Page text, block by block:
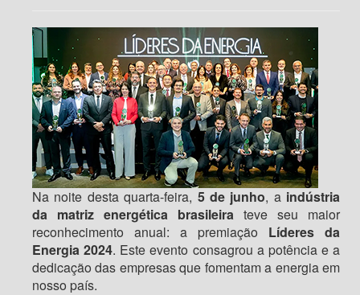
Na noite desta quarta-feira, 5 de junho, a indústria
da matriz energética brasileira teve seu maior
reconhecimento anual: a premiação Líderes da
Energia 2024. Este evento consagrou a potência e a
dedicação das empresas que fomentam a energia em
nosso país.